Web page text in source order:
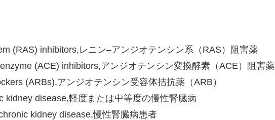
(RAS) inhibitors,レニン–アンジオテンシン系（RAS）阻害薬
(ACE) inhibitors,アンジオテンシン変換酵素（ACE）阻害薬
(ARBs),アンジオテンシン受容体拮抗薬（ARB）
disease,軽度または中等度の慢性腎臓病
kidney disease,慢性腎臓病患者